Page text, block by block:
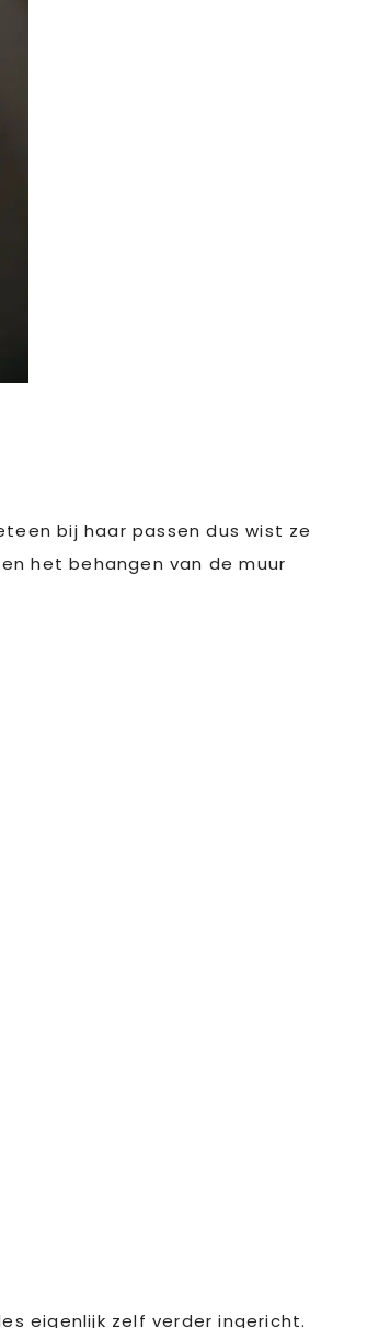
bij haar passen dus wist ze
het behangen van de muur
eigenlijk zelf verder ingericht.